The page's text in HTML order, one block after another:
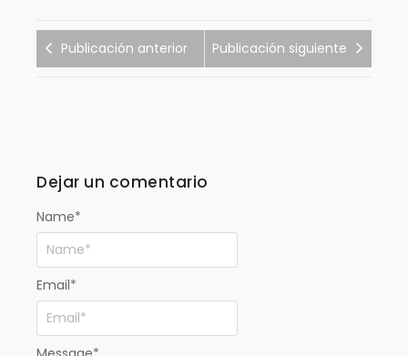
Publicación anterior Publicación siguiente
Dejar un comentario
Name*
Email*